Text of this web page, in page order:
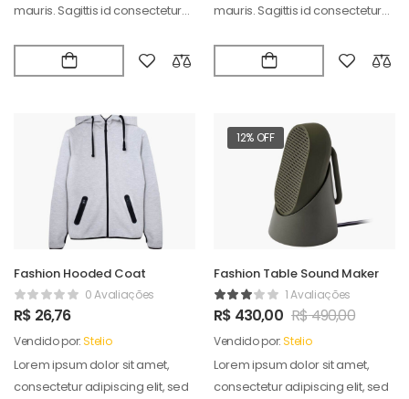
mauris. Sagittis id consectetur
mauris. Sagittis id consectetur
Fashion Hooded Coat
0 Avaliações
R$ 26,76
Vendido por:Stelio
Lorem ipsum dolor sit amet,
consectetur adipiscing elit, sed
12% OFF
Fashion Table Sound Maker
1 Avaliações
R$ 430,00 R$490,00
Vendido por:Stelio
Lorem ipsum dolor sit amet,
consectetur adipiscing elit, sed